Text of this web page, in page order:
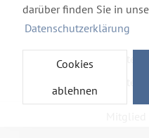
darüber finden Sie in
Datenschutzerklärung
Cookies
ablehnen
Newsletter